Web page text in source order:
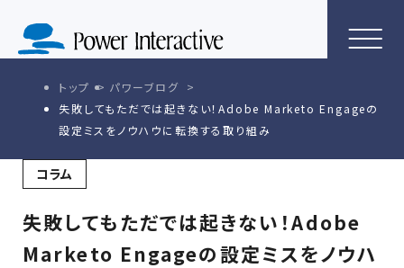
トップ
パワーブログ
失敗してもただでは起きない！Adobe Marketo Engageの
設定ミスをノウハウに転換する取り組み
コラム
失敗してもただでは起きない！Adobe
Marketo Engageの設定ミスをノウハ